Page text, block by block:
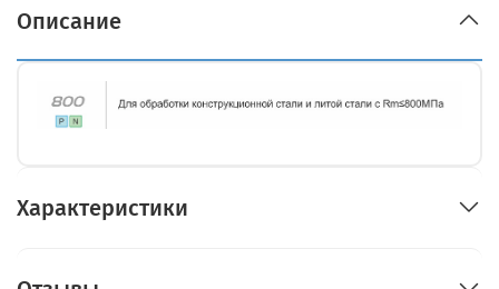
Описание
Характеристики